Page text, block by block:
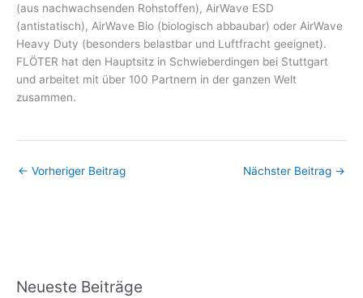
(aus nachwachsenden Rohstoffen), AirWave ESD
(antistatisch), AirWave Bio (biologisch abbaubar) oder AirWave
Heavy Duty (besonders belastbar und Luftfracht geeignet).
FLÖTER hat den Hauptsitz in Schwieberdingen bei Stuttgart
und arbeitet mit über 100 Partnern in der ganzen Welt
zusammen.
← Vorheriger Beitrag Nächster Beitrag →
Neueste Beiträge